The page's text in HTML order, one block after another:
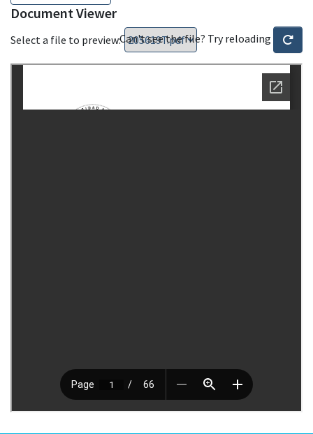
Document Viewer
Select a file to preview:Can't see the file? Try reloading